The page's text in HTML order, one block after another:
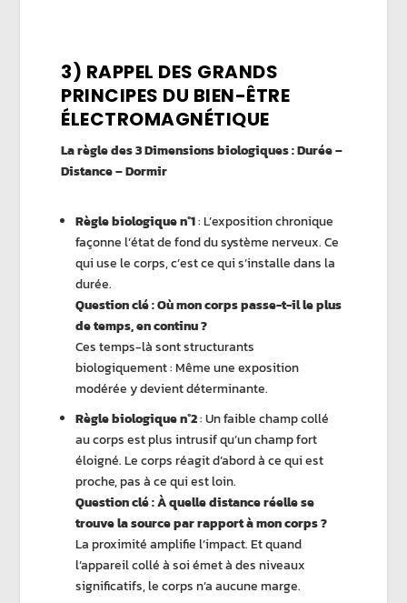
3) RAPPEL DES GRANDS
PRINCIPES DU BIEN-ÊTRE
ÉLECTROMAGNÉTIQUE
La règle des 3 Dimensions biologiques : Durée –
Distance – Dormir
Règle biologique n°1: L’exposition chronique
façonne l’état de fond du système nerveux. Ce
qui use le corps, c’est ce qui s’installe dans la
durée.
Question clé : Où mon corps passe-t-il le plus
de temps, en continu ?
Ces temps-là sont structurants
biologiquement : Même une exposition
modérée y devient déterminante.
Règle biologique n°2: Un faible champ collé
au corps est plus intrusif qu’un champ fort
éloigné. Le corps réagit d’abord à ce qui est
proche, pas à ce qui est loin.
Question clé : À quelle distance réelle se
trouve la source par rapport à mon corps ?
La proximité amplifie l’impact. Et quand
l’appareil collé à soi émet à des niveaux
significatifs, le corps n’a aucune marge.